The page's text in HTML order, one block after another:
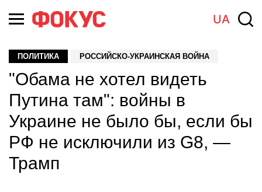
UA
ПОЛИТИКА РОССИЙСКО-УКРАИНСКАЯ ВОЙНА
"Обама не хотел видеть
Путина там": войны в
Украине не было бы, если бы
РФ не исключили из G8, —
Трамп